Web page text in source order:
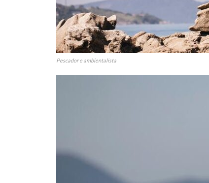
Pescador e ambientalista